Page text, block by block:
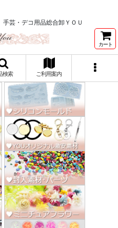
芸・デコ用品総合卸ＹＯＵ
カート
検索 ご利用案内